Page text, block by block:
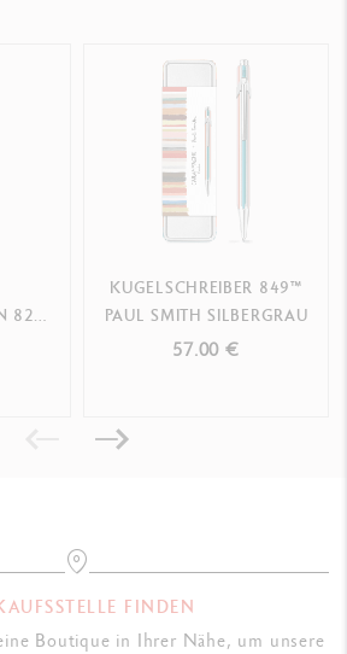
825
KUGELSCHREIBER 849™
PAUL SMITH SILBERGRAU
57.00 €
FINDEN
Boutique in Ihrer Nähe, um unsere